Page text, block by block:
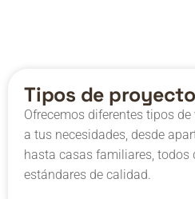
Tipos de
Ofrecemos diferentes tipos
a tus necesidades, desde
hasta casas familiares, todos
estándares de calidad.